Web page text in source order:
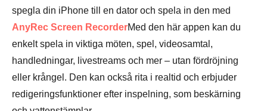
spegla din iPhone till en dator och spela in den med
AnyRec Screen RecorderMed den här appen kan du
enkelt spela in viktiga möten, spel, videosamtal,
handledningar, livestreams och mer – utan fördröjning
eller krångel. Den kan också rita i realtid och erbjuder
redigeringsfunktioner efter inspelning, som beskärning